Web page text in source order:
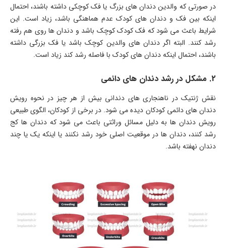
در صورتی که والدین دندان های بزرگ یا فک کوچکی داشته باشند، احتمال
اینکه بین فک و دندان های کودک عدم هماهنگی باشد، زیاد است. این
شرایط باعث می شود که فک کودک کوچک باشد و دندان ها روی هم رفته
رشد کنند. البته اگر دندان های والدین کوچک باشد یا فک بزرگی داشته
باشند، احتمال اینکه دندان های کودک با فاصله رشد کند زیاد است.
2. مشکل در رشد دندان های دائمی
نقش ژنتیک در ناهنجاری های دندانی بیش از هر چیز در نحوه رویش
دندان های دائمی کودکان دیده می شود. در برخی از کودکان، الگوی طبیعی
رویش دندان ها به دلیل مسائل وراثتی باعث می شود که دندان ها کج
رشد کنند، دندان ها در موقعیت اصلی خود رشد نکنند یا اینکه یک یا چند
دندان نهفته باشد.